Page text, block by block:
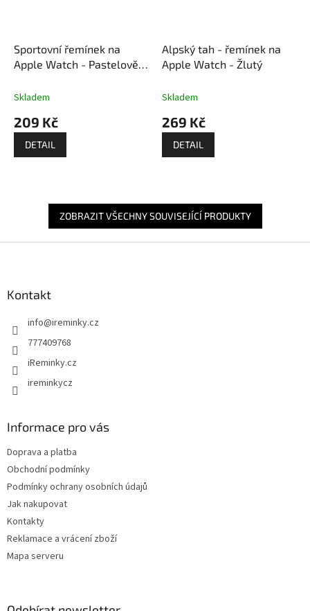
Sportovní řemínek na
Apple Watch - Pastelově
Skladem
209 Kč
DETAIL
Alpský tah - řemínek na
Apple Watch - Žlutý
Skladem
269 Kč
DETAIL
ZOBRAZIT VŠECHNY SOUVISEJÍCÍ PRODUKTY
Kontakt
info@ireminky.cz
777409768
iReminky.cz
ireminkycz
Informace pro vás
Doprava a platba
Obchodní podmínky
Podmínky ochrany osobních údajů
Jak nakupovat
Kontakty
Reklamace a vrácení zboží
Mapa serveru